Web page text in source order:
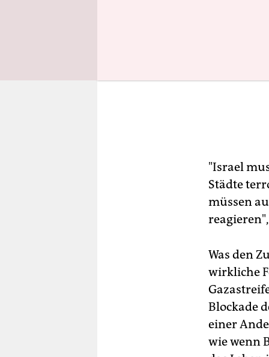
"Israel
Städte
müssen
Was den
wirkliche
Blockade
einer
wie wenn